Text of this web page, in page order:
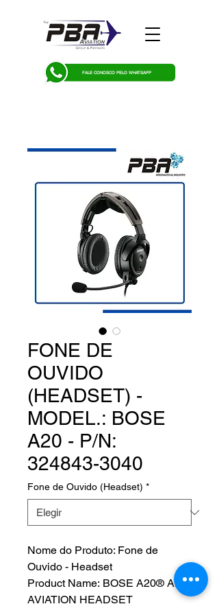
FALE CONOSCO PELO WHATSAPP
FONE DE
OUVIDO
(HEADSET) -
MODEL.: BOSE
A20 - P/N:
324843-3040
Fone de Ouvido (Headset) *
Nome do Produto: Fone de
Ouvido - Headset
Product Name: BOSE A20® ANR
AVIATION HEADSET